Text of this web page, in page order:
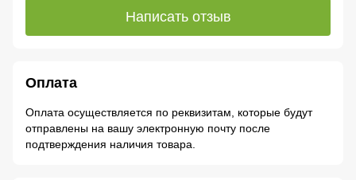
Написать отзыв
Оплата
Оплата осуществляется по реквизитам, которые будут
отправлены на вашу электронную почту после
подтверждения наличия товара.